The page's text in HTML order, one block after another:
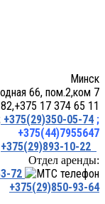
66, пом.2,ком 7
17 374 65 11
+375(29)350-05-74 ;
+375(44)7955647
+375(29)893-10-22
Отдел аренды:
72
+375(29)850-93-64